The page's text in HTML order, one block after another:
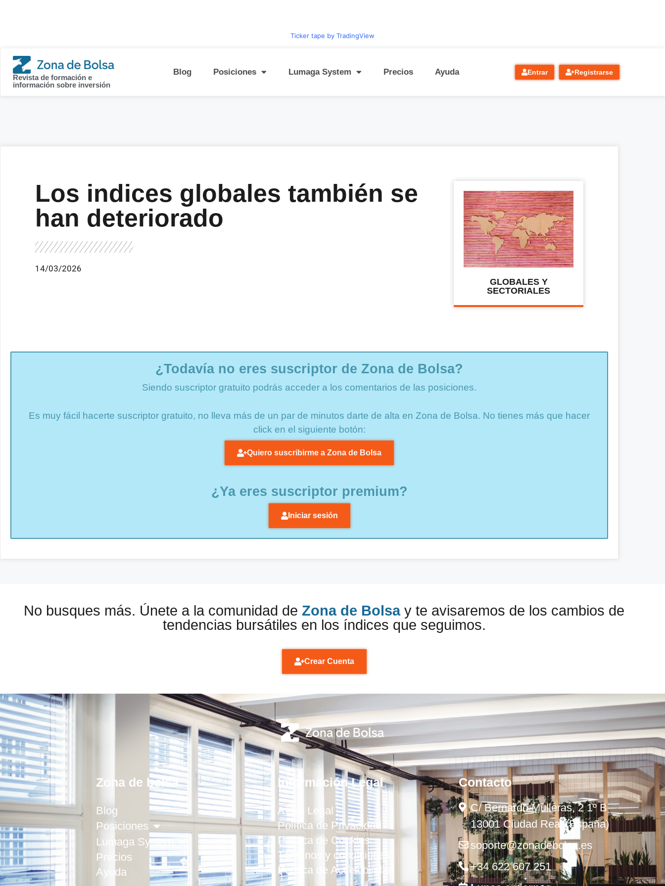
Ticker tape by TradingView
Revista de formación e
información sobre inversión
Blog Posiciones Lumaga System Precios Ayuda Entrar Registrarse
Los indices globales también se
han deteriorado
14/03/2026
GLOBALES Y
SECTORIALES
¿Todavía no eres suscriptor de Zona de Bolsa?
Siendo suscriptor gratuito podrás acceder a los comentarios de las posiciones.
Es muy fácil hacerte suscriptor gratuito, no lleva más de un par de minutos darte de alta en Zona de Bolsa. No tienes más que hacer
click en el siguiente botón:
Quiero suscribirme a Zona de Bolsa
¿Ya eres suscriptor premium?
Iniciar sesión
No busques más. Únete a la comunidad de Zona de Bolsay te avisaremos de los cambios de
tendencias bursátiles en los índices que seguimos.
Crear Cuenta
Zona de bolsa
Blog
Posiciones
Lumaga System
Precios
Ayuda
Información Legal
Aviso Legal
Política de Privacidad
Política de Cookies
Términos y condiciones
Política de Accesibilidad
Contacto
C/ Bernardo Mulleras, 2 1º B
13001 Ciudad Real (España)
soporte@zonadebolsa.es
+34 622 607 251